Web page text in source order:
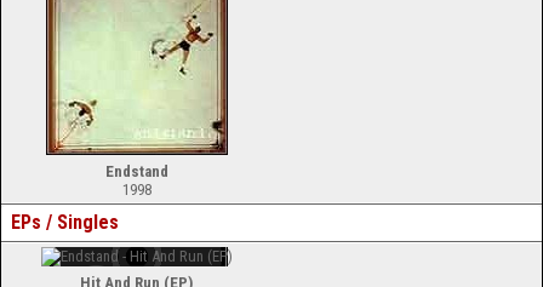
Endstand
1998
EPs / Singles
Hit And Run (EP)